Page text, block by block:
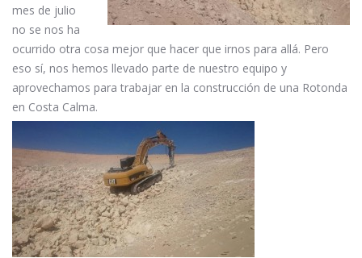
mes de julio
no se nos ha
ocurrido otra cosa mejor que hacer que irnos para allá. Pero
eso sí, nos hemos llevado parte de nuestro equipo y
aprovechamos para trabajar en la construcción de una Rotonda
en Costa Calma.